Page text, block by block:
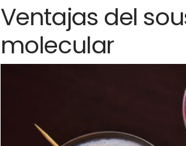
Ventajas del
molecular